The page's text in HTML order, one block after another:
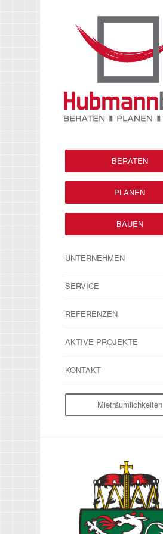
BERATEN
PLANEN
BAUEN
UNTERNEHMEN
SERVICE
REFERENZEN
AKTIVE PROJEKTE
KONTAKT
Mieträumlichkeiten